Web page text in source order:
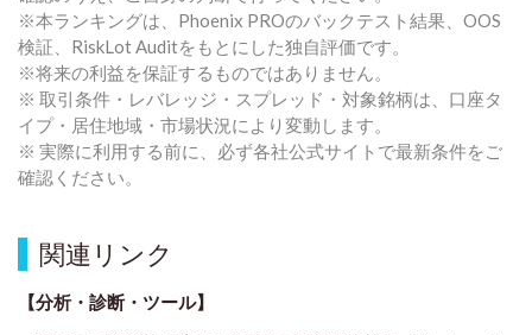
※本ランキングは、Phoenix PROのバックテスト結果、OOS
検証、RiskLot Auditをもとにした独自評価です。
※将来の利益を保証するものではありません。
※ 取引条件・レバレッジ・スプレッド・対象銘柄は、口座タ
イプ・居住地域・市場状況により変動します。
※ 実際に利用する前に、必ず各社公式サイトで最新条件をご
確認ください。
関連リンク
【分析・診断・ツール】